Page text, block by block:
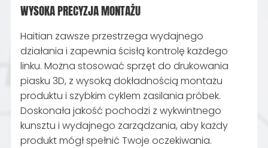
WYSOKA PRECYZJA MONTAŻU
Haitian zawsze przestrzega wydajnego
działania i zapewnia ścisłą kontrolę każdego
linku. Można stosować sprzęt do drukowania
piasku 3D, z wysoką dokładnością montażu
produktu i szybkim cyklem zasilania próbek.
Doskonała jakość pochodzi z wykwintnego
kunsztu i wydajnego zarządzania, aby każdy
produkt mógł spełnić Twoje oczekiwania.